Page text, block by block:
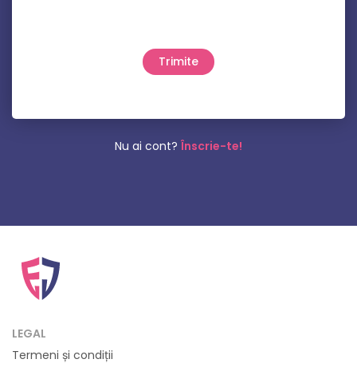
Nu ai cont? Înscrie-te!
LEGAL
Termeni și condiții